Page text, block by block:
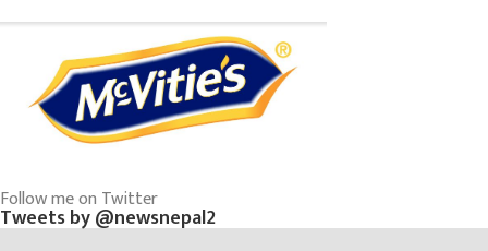
Follow me on Twitter
Tweets by @newsnepal2